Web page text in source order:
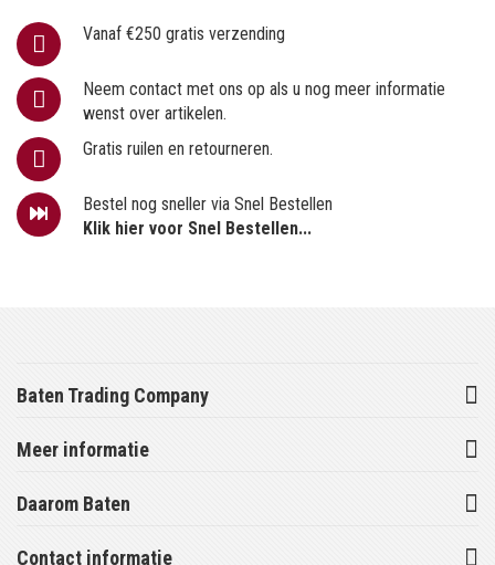
Vanaf €250 gratis verzending
Neem contact met ons op als u nog meer informatie
wenst over artikelen.
Gratis ruilen en retourneren.
Bestel nog sneller via Snel Bestellen
Klik hier voor Snel Bestellen...
Baten Trading Company
Meer informatie
Daarom Baten
Contact informatie